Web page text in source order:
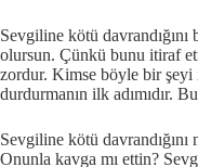
Sevgiline kötü davrandığını
olursun. Çünkü bunu itiraf
zordur. Kimse böyle bir
durdurmanın ilk adımıdır.
Sevgiline kötü
Onunla kavga mı ettin?